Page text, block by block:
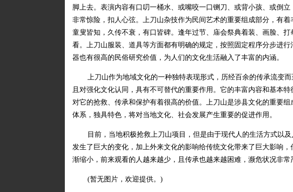
脚上去。表演内容有口叨一桶水、或嘴咬一口铡刀、或背小孩、或倒
非常惊险，扣人心弦。上刀山杂技作为民间艺术的重要组成部分，有
童叟皆知，久传不衰，有口皆碑。逢年过节、庙会祭典着装、画脸、
看。上刀山服装、道具等方面都有明确的规定，按照固定程序分步进
器也有很高的民俗研究价值，为人们的文化生活融入了丰富的内涵。
上刀山作为地域文化的一种独特表现形式，历经百余的传承流变
且对强化文化认同，具有不可替代的重要作用。它的丰富内容和基本
对它的抢救、传承和保护有着很高的价值。上刀山是涉县文化的重要
体系，独具特色，将对当地文化、社会发展产生重要的促进作用。
目前，当地积极抢救上刀山项目，但是由于现代人的生活方式以
发生了巨大的变化，加上外来文化的影响给传统文化带来了巨大影响
渐缩小，前来观看的人越来越少，且传承也越来越困难，濒危状况非常
(暂无图片，欢迎提供。)